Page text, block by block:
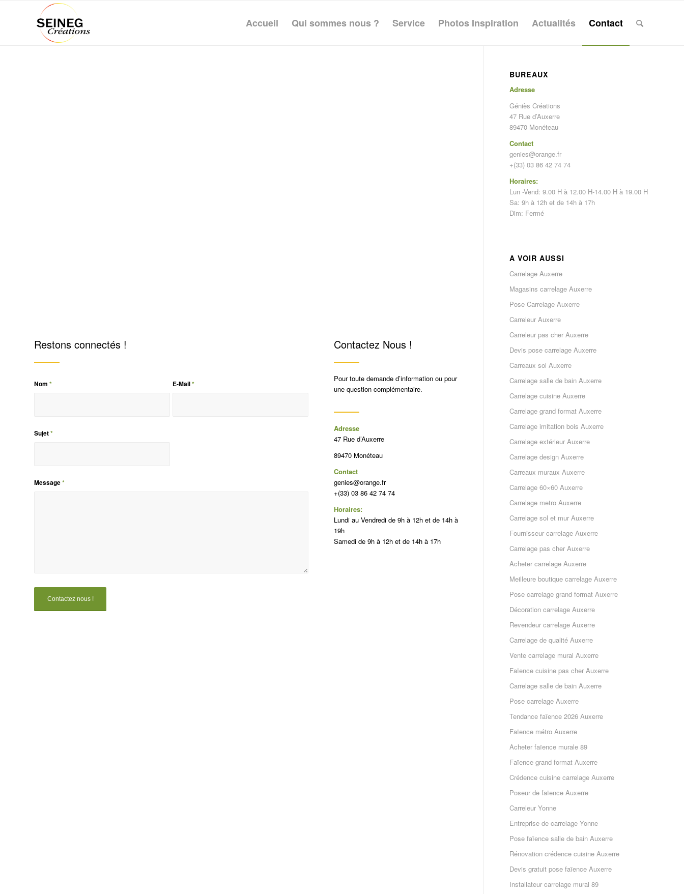
Accueil Qui sommes nous ? Service Photos Inspiration Actualités Contact
Restons connectés !
Nom * E-Mail*
Sujet*
Message*
Contactez Nous !
Pour toute demande d’information ou pour
une question complémentaire.
Adresse
47 Rue d’Auxerre
89470 Monéteau
Contact
genies@orange.fr
+(33) 03 86 42 74 74
Horaires:
Lundi au Vendredi de 9h à 12h et de 14h à
19h
Samedi de 9h à 12h et de 14h à 17h
BUREAUX
Adresse
Géniès Créations
47 Rue d’Auxerre
89470 Monéteau
Contact
genies@orange.fr
+(33) 03 86 42 74 74
Horaires:
Lun -Vend: 9.00 H à 12.00 H-14.00 H à 19.00 H
Sa: 9h à 12h et de 14h à 17h
Dim: Fermé
A VOIR AUSSI
Carrelage Auxerre
Magasins carrelage Auxerre
Pose Carrelage Auxerre
Carreleur Auxerre
Carreleur pas cher Auxerre
Devis pose carrelage Auxerre
Carreaux sol Auxerre
Carrelage salle de bain Auxerre
Carrelage cuisine Auxerre
Carrelage grand format Auxerre
Carrelage imitation bois Auxerre
Carrelage extérieur Auxerre
Carrelage design Auxerre
Carreaux muraux Auxerre
Carrelage 60×60 Auxerre
Carrelage metro Auxerre
Carrelage sol et mur Auxerre
Fournisseur carrelage Auxerre
Carrelage pas cher Auxerre
Acheter carrelage Auxerre
Meilleure boutique carrelage Auxerre
Pose carrelage grand format Auxerre
Décoration carrelage Auxerre
Revendeur carrelage Auxerre
Carrelage de qualité Auxerre
Vente carrelage mural Auxerre
Faïence cuisine pas cher Auxerre
Carrelage salle de bain Auxerre
Pose carrelage Auxerre
Tendance faïence 2026 Auxerre
Faïence métro Auxerre
Acheter faïence murale 89
Faïence grand format Auxerre
Crédence cuisine carrelage Auxerre
Poseur de faïence Auxerre
Carreleur Yonne
Entreprise de carrelage Yonne
Pose faïence salle de bain Auxerre
Rénovation crédence cuisine Auxerre
Devis gratuit pose faïence Auxerre
Installateur carrelage mural 89